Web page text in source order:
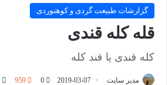
گزارشات طبیعت گردی و کوهنوردی
قله کله قندی
کله قندی یا قند کله
مدیر سایت 2019-03-07
0
959